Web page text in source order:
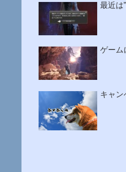
最近は
ゲーム
キャン